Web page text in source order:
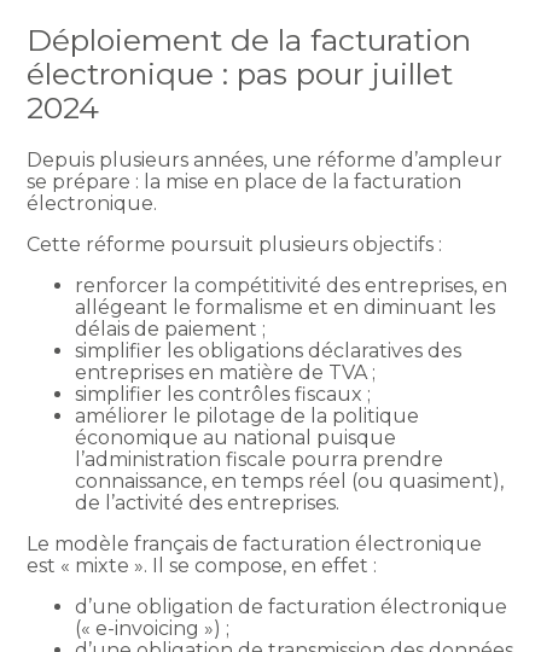
Déploiement de la facturation
électronique : pas pour juillet
2024
Depuis plusieurs années, une réforme d’ampleur
se prépare : la mise en place de la facturation
électronique.
Cette réforme poursuit plusieurs objectifs :
renforcer la compétitivité des entreprises, en
allégeant le formalisme et en diminuant les
délais de paiement ;
simplifier les obligations déclaratives des
entreprises en matière de TVA ;
simplifier les contrôles fiscaux ;
améliorer le pilotage de la politique
économique au national puisque
l’administration fiscale pourra prendre
connaissance, en temps réel (ou quasiment),
de l’activité des entreprises.
Le modèle français de facturation électronique
est « mixte ». Il se compose, en effet :
d’une obligation de facturation électronique
(« e-invoicing ») ;